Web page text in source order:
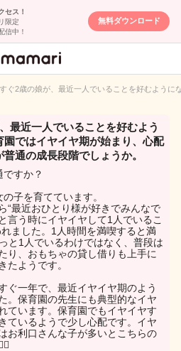
セス！
限定
信中！
無料ダウンロード
専用匿名QA
ぐ2歳の娘が、最近一人でいることを好むよう
最近一人でいることを好むよう
園ではイヤイヤ期が始まり、心配
通の成長段階でしょうか。
すか？
子を育てています。
“最近おひとり様が好きでみんなで
言う時にイヤイヤして1人でいるこ
ました。1人時間を満喫すると満
と1人でいるわけではなく、普段は
り、おもちゃの貸し借りも上手に
たようです。
ぐ一年で、最近イヤイヤ期のよう
。保育園の先生にも典型的なイヤ
ています。保育園でもイヤイヤす
ているようで少し心配です。イヤ
お利口さんな子が多いとこちらの